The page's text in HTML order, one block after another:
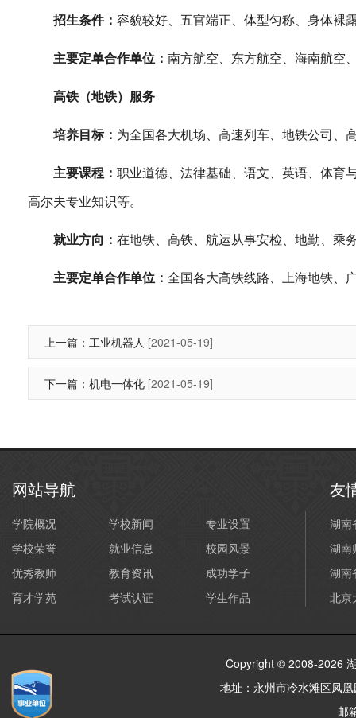
招生条件： 容貌较好、五官端正、体型匀称、身体裸
主要定单合作单位： 南方航空、东方航空、海南航空
高铁（地铁）服务
培养目标： 为全国各大机场、高速列车、地铁公司、
主要课程： 职业道德、法律基础、语文、英语、体育
高尔夫专业知识等。
就业方向： 在地铁、高铁、航运从事安检、地勤、乘
主要定单合作单位： 全国各大高铁线路、上海地铁、
上一篇： 工业机器人 [2021-05-19]
下一篇： 机电一体化 [2021-05-19]
网站导航
学院概况 学校新闻
专业设置
学校荣誉
就业信息
校园风景
优秀教师
教育资讯
成功学子
育才学苑
考试认证 学生作品
友
湖南
湖南
湖南
北京
Copyright © 2008-2026
地址：永州市冷水滩区凤
邮